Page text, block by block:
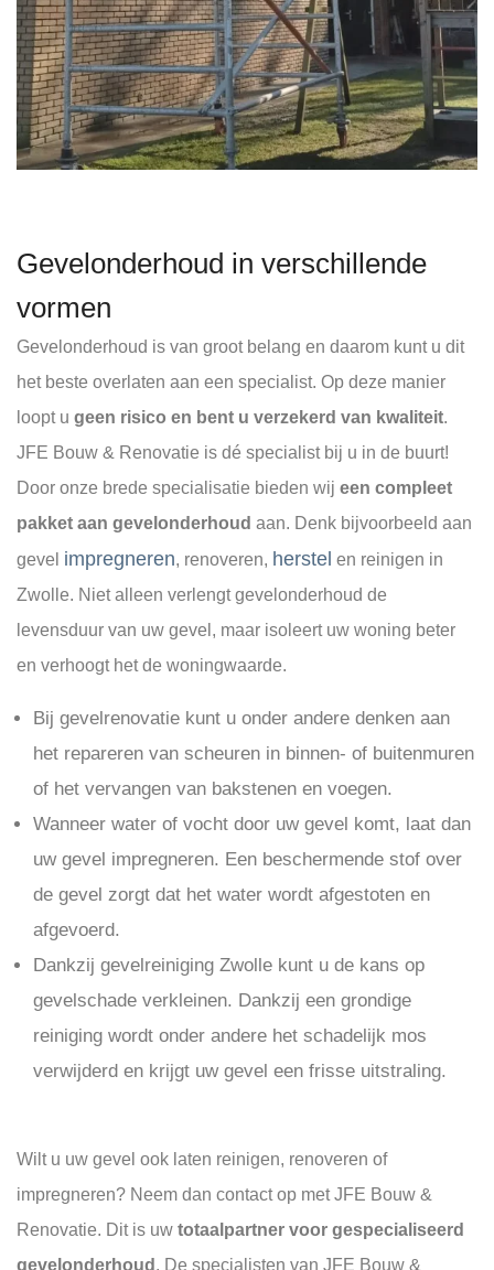
Gevelonderhoud in verschillende
vormen
Gevelonderhoud is van groot belang en daarom kunt u dit
het beste overlaten aan een specialist. Op deze manier
loopt u geen risico en bent u verzekerd van kwaliteit.
JFE Bouw & Renovatie is dé specialist bij u in de buurt!
Door onze brede specialisatie bieden wij een compleet
pakket aan gevelonderhoud aan. Denk bijvoorbeeld aan
gevel impregneren, renoveren, herstel en reinigen in
Zwolle. Niet alleen verlengt gevelonderhoud de
levensduur van uw gevel, maar isoleert uw woning beter
en verhoogt het de woningwaarde.
Bij gevelrenovatie kunt u onder andere denken aan
het repareren van scheuren in binnen- of buitenmuren
of het vervangen van bakstenen en voegen.
Wanneer water of vocht door uw gevel komt, laat dan
uw gevel impregneren. Een beschermende stof over
de gevel zorgt dat het water wordt afgestoten en
afgevoerd.
Dankzij gevelreiniging Zwolle kunt u de kans op
gevelschade verkleinen. Dankzij een grondige
reiniging wordt onder andere het schadelijk mos
verwijderd en krijgt uw gevel een frisse uitstraling.
Wilt u uw gevel ook laten reinigen, renoveren of
impregneren? Neem dan contact op met JFE Bouw &
Renovatie. Dit is uw totaalpartner voor gespecialiseerd
gevelonderhoud . De specialisten van JFE Bouw &